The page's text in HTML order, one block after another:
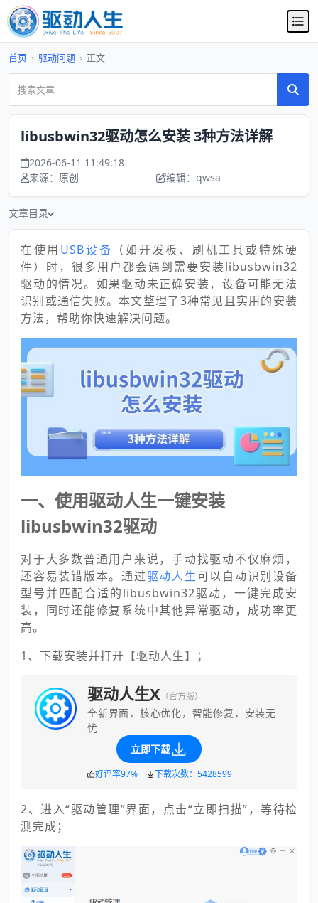
首页 › 驱动问题 › 正文
libusbwin32驱动怎么安装 3种方法详解
2026-06-11 11:49:18
来源：原创
编辑：qwsa
文章目录
在使用 USB设备 （如开发板、刷机工具或特殊硬
件）时，很多用户都会遇到需要安装libusbwin32
驱动的情况。如果驱动未正确安装，设备可能无法
识别或通信失败。本文整理了3种常见且实用的安装
方法，帮助你快速解决问题。
一、使用驱动人生一键安装
libusbwin32驱动
对于大多数普通用户来说，手动找驱动不仅麻烦，
还容易装错版本。通过驱动人生可以自动识别设备
型号并匹配合适的libusbwin32驱动，一键完成安
装，同时还能修复系统中其他异常驱动，成功率更
高。
1、下载安装并打开【驱动人生】；
驱动人生X （官方版）
全新界面，核心优化，智能修复，安装无
忧
立即下载
好评率97% 下载次数：5428599
2、进入“驱动管理”界面，点击“立即扫描”，等待检
测完成；